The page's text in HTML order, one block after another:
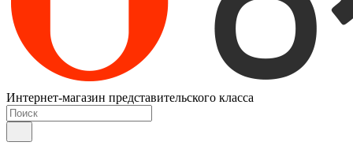
Интернет-магазин представительского класса